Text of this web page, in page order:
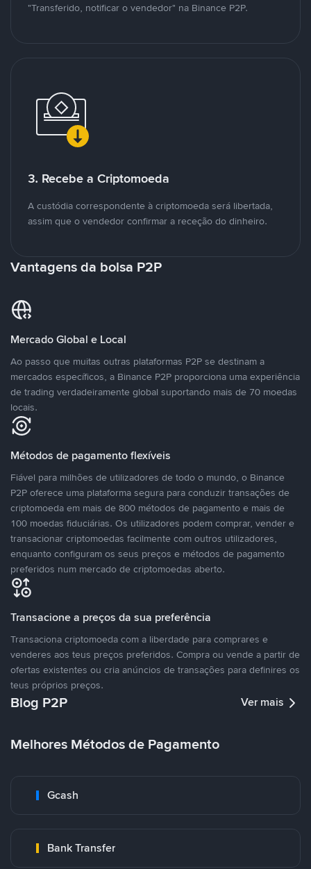
"Transferido, notificar o vendedor" na Binance P2P.
3. Recebe a Criptomoeda
A custódia correspondente à criptomoeda será libertada,
assim que o vendedor confirmar a receção do dinheiro.
Vantagens da bolsa P2P
Mercado Global e Local
Ao passo que muitas outras plataformas P2P se destinam a
mercados específicos, a Binance P2P proporciona uma experiência
de trading verdadeiramente global suportando mais de 70 moedas
locais.
Métodos de pagamento flexíveis
Fiável para milhões de utilizadores de todo o mundo, o Binance
P2P oferece uma plataforma segura para conduzir transações de
criptomoeda em mais de 800 métodos de pagamento e mais de
100 moedas fiduciárias. Os utilizadores podem comprar, vender e
transacionar criptomoedas facilmente com outros utilizadores,
enquanto configuram os seus preços e métodos de pagamento
preferidos num mercado de criptomoedas aberto.
Transacione a preços da sua preferência
Transaciona criptomoeda com a liberdade para comprares e
venderes aos teus preços preferidos. Compra ou vende a partir de
ofertas existentes ou cria anúncios de transações para definires os
teus próprios preços.
Blog P2P Ver mais
Melhores Métodos de Pagamento
Gcash
Bank Transfer